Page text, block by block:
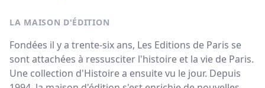
LA MAISON D'ÉDITION
Fondées il y a trente-six ans, Les Editions de Paris se
sont attachées à ressusciter l'histoire et la vie de Paris.
Une collection d'Histoire a ensuite vu le jour. Depuis